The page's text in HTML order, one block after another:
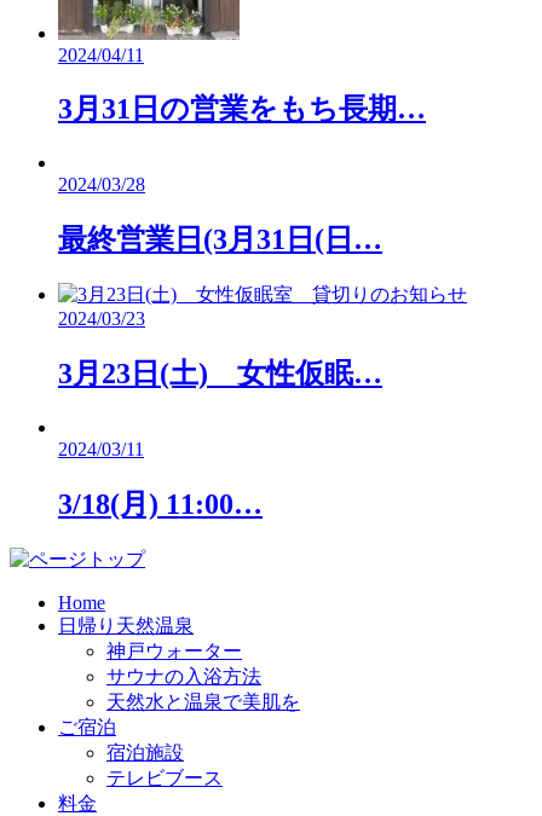
2024/04/11
3月31日の営業をもち長期…
2024/03/28
最終営業日(3月31日(日…
2024/03/23
3月23日(土) 女性仮眠…
2024/03/11
3/18(月) 11:00…
Home
日帰り天然温泉
神戸ウォーター
サウナの入浴方法
天然水と温泉で美肌を
ご宿泊
宿泊施設
テレビブース
料金